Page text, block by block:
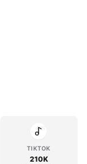
TIKTOK
210K